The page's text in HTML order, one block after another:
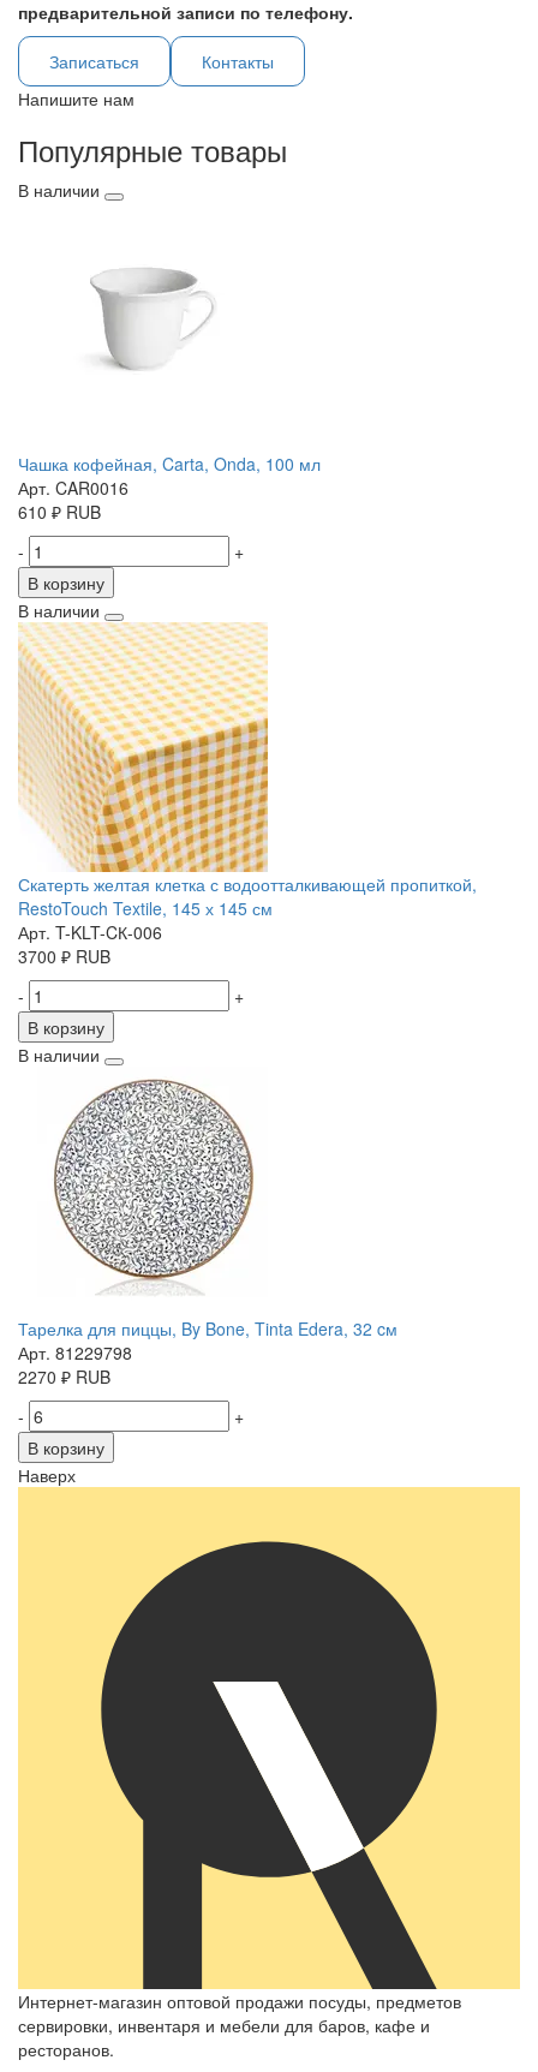
предварительной записи по телефону.
Записаться
Контакты
Напишите нам
Популярные товары
В наличии
Чашка кофейная, Carta, Onda, 100 мл
Арт. CAR0016
610 ₽ RUB
-
+
В корзину
В наличии
Скатерть желтая клетка с водоотталкивающей пропиткой,
RestoTouch Textile, 145 х 145 см
Арт. T-KLT-CК-006
3700 ₽ RUB
-
+
В корзину
В наличии
Тарелка для пиццы, By Bone, Tinta Edera, 32 cм
Арт. 81229798
2270 ₽ RUB
-
+
В корзину
Наверх
Интернет-магазин оптовой продажи посуды, предметов
сервировки, инвентаря и мебели для баров, кафе и
ресторанов.